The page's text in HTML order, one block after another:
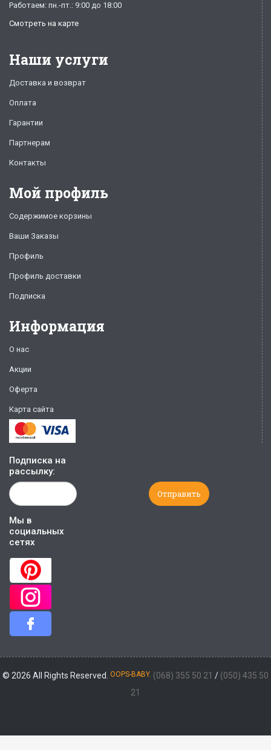
Работаем: пн.-пт.: 9:00 до 18:00
Смотреть на карте
Наши услуги
Доставка и возврат
Оплата
Гарантии
Партнерам
Контакты
Мой профиль
Содержимое корзины
Ваши Заказы
Профиль
Профиль доставки
Подписка
Информация
О нас
Акции
Оферта
Карта сайта
Подписка на
рассылку:
Мы в
социальных
сетях
© 2026 All Rights Reserved. OOPS-BABY. (068) 355 50 21 / (050) 435 50
21